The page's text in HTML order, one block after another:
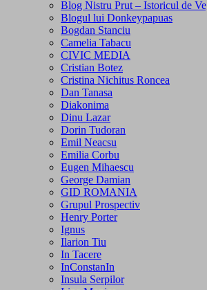
Blog Nistru Prut – Istoricul de
Blogul lui Donkeypapuas
Bogdan Stanciu
Camelia Tabacu
CIVIC MEDIA
Cristian Botez
Cristina Nichitus Roncea
Dan Tanasa
Diakonima
Dinu Lazar
Dorin Tudoran
Emil Neacsu
Emilia Corbu
Eugen Mihaescu
George Damian
GID ROMANIA
Grupul Prospectiv
Henry Porter
Ignus
Ilarion Tiu
In Tacere
InConstanIn
Insula Serpilor